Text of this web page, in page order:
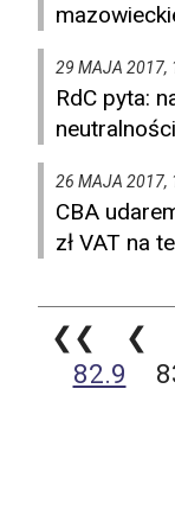
29 MAJA 2017,
RdC pyta:
26 MAJA 2017,
CBA
zł VAT na
❮❮ ❮
82.9